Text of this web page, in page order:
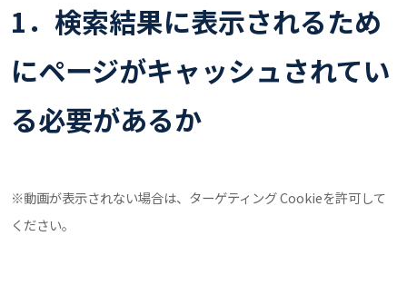
1．検索結果に表示されるため
にページがキャッシュされてい
る必要があるか
※動画が表示されない場合は、ターゲティング Cookieを許可して
ください。